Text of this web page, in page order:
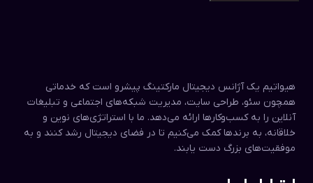
هیواتیم یک آژانس دیجیتال مارکتینگ پیشرو است که خدماتی
همچون سئو، طراحی سایت، مدیریت شبکه‌های اجتماعی و تبلیغات
آنلاین را به کسب‌وکارها ارائه می‌دهد. ما با استراتژی‌های نوین و
خلاقانه، به برندها کمک می‌کنیم تا در فضای دیجیتال رشد کنند و به
موفقیت‌های بزرگ دست یابند.